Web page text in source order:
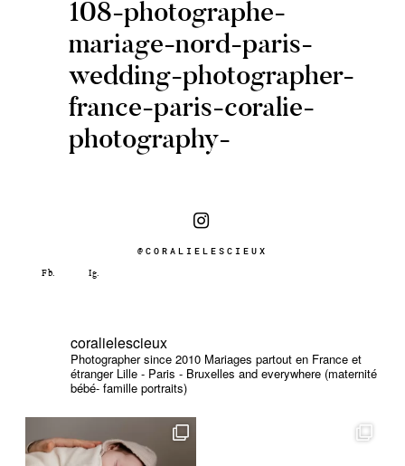
A PROPOS CORALIE
Contact
108-photographe-
mariage-nord-paris-
wedding-photographer-
france-paris-coralie-
photography-
@CORALIELESCIEUX
coralielescieux
Photographer since 2010 Mariages partout en France et
étranger Lille - Paris - Bruxelles and everywhere (maternité
bébé- famille portraits)